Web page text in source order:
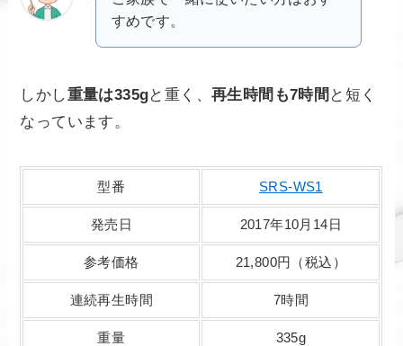
すめです。
しかし重量は335gと重く、再生時間も7時間 と短く
なっています。
型番 SRS-WS1
発売日 2017年10月14日
参考価格 21,800円（税込）
連続再生時間 7時間
重量 335g